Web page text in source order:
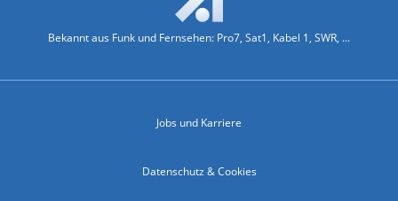
Bekannt aus Funk und Fernsehen: Pro7, Sat1, Kabel 1, SWR, ...
Jobs und Karriere
Datenschutz & Cookies